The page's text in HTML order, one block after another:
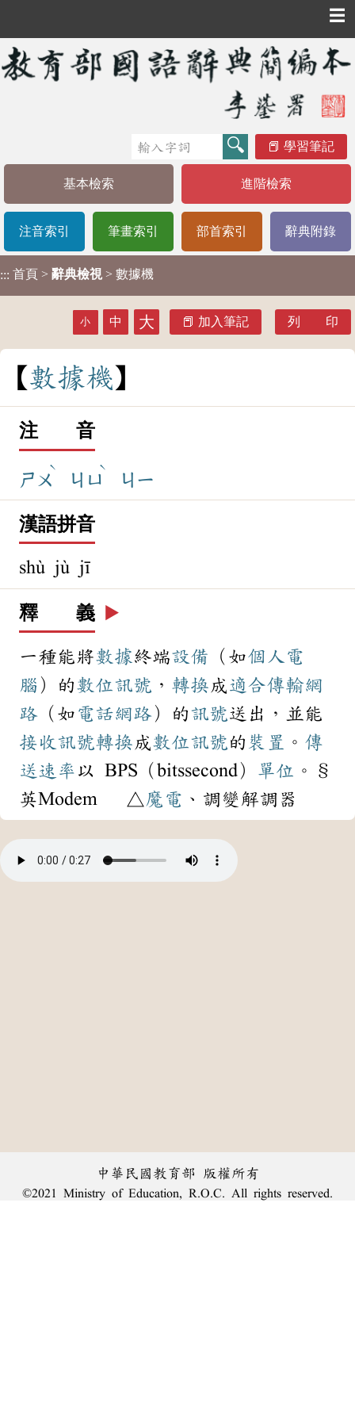
☰
學習筆記
基本檢索 進階檢索
注音索引 筆畫索引 部首索引 辭典附錄
::: 首頁 > 辭典檢視 > 數據機
小 中 大 加入筆記 列 印
數據機
注 音
ㄕㄨ
ˋ
ㄐㄩ
ˋ
ㄐㄧ
漢語拼音
shù jù jī
釋 義 ▶️
一種能將數據終端設備 （如個人電
腦 ）的數位訊號 ， 轉換 成適合傳輸網
路 （如 電話網路 ）的訊號送出，並能
接收訊號轉換 成數位訊號的 裝置 。 傳
送速率 以 BPS（bitssecond） 單位 。§
英Modem △魔電 、調變解調器
中華民國教育部 版權所有
©2021 Ministry of Education, R.O.C. All rights reserved.